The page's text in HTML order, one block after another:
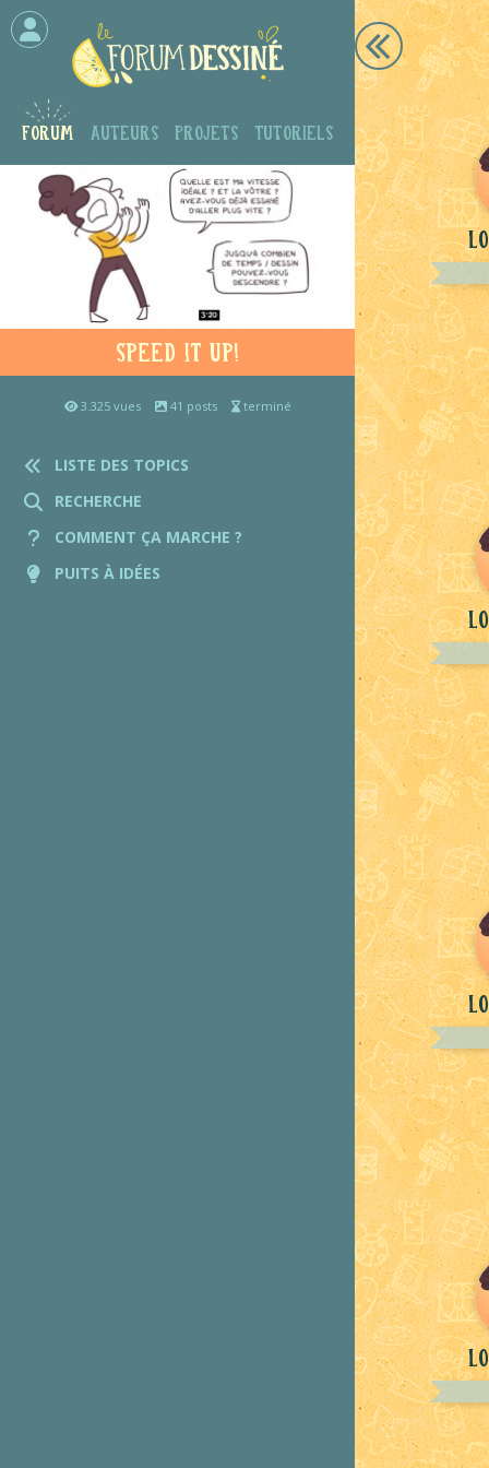
Forum Auteurs Projets Tutoriels
Speed it up!
3.325 vues 41 posts terminé
LISTE DES TOPICS
RECHERCHE
COMMENT ÇA MARCHE ?
PUITS À IDÉES